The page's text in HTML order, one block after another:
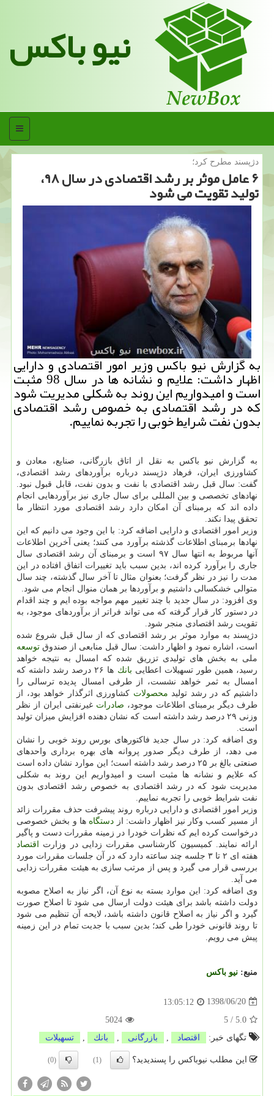
نیو باکس
منو
دژپسند مطرح كرد؛
۶ عامل موثر بر رشد اقتصادی در سال ۹۸،
تولید تقویت می شود
به گزارش نیو باكس وزیر امور اقتصادی و دارایی
اظهار داشت: علایم و نشانه ها در سال 98 مثبت
است و امیدواریم این روند به شكلی مدیریت شود
كه در رشد اقتصادی به خصوص رشد اقتصادی
بدون نفت شرایط خوبی را تجربه نماییم.
به گزارش نیو باكس به نقل از اتاق بازرگانی، صنایع، معادن و
كشاورزی ایران، فرهاد دژپسند درباره برآوردهای رشد اقتصادی،
گفت: سال قبل رشد اقتصادی با نفت و بدون نفت، قابل قبول نبود.
نهادهای تخصصی و بین المللی برای سال جاری نیز برآوردهایی انجام
داده اند كه برمبنای آن امكان دارد رشد اقتصادی مورد انتظار ما
تحقق پیدا نكند.
وزیر امور اقتصادی و دارایی اضافه كرد: با این وجود می دانیم كه این
نهادها برمبنای اطلاعات گذشته برآورد می كنند؛ یعنی آخرین اطلاعات
آنها مربوط به انتها سال ۹۷ است و برمبنای آن رشد اقتصادی سال
جاری را برآورد كرده اند، بدین سبب باید تغییرات اتفاق افتاده در این
مدت را نیز در نظر گرفت؛ بعنوان مثال تا آخر سال گذشته، چند سال
متوالی خشكسالی داشتیم و برآوردها بر همان منوال انجام می شود.
وی افزود: در سال جدید با چند تغییر مهم مواجه بوده ایم و چند اقدام
در دستور كار قرار گرفته كه می تواند فراتر از برآوردهای موجود، به
تقویت رشد اقتصادی منجر شود.
دژپسند به موارد موثر بر رشد اقتصادی كه از سال قبل شروع شده
است، اشاره نمود و اظهار داشت: سال قبل منابعی از صندوق توسعه
ملی به بخش های تولیدی تزریق شده كه امسال به نتیجه خواهد
رسید، همین طور تسهیلات اعطایی بانك
ها ۲۶ درصد رشد داشته كه
امسال به ثمر خواهد نشست، از طرفی امسال پدیده ترسالی را
داشتیم كه در رشد تولید محصولات كشاورزی اثرگذار خواهد بود، از
طرف دیگر برمبنای اطلاعات موجود، صادرات غیرنفتی ایران از نظر
وزنی ۲۹ درصد رشد داشته است كه نشان دهنده افزایش میزان تولید
است.
وی اضافه كرد: در سال جدید فاكتورهای بورس روند خوبی را نشان
می دهد، از طرف دیگر صدور پروانه های بهره برداری واحدهای
صنعتی بالغ بر ۲۵ درصد رشد داشته است؛ این موارد نشان داده است
كه علایم و نشانه ها مثبت است و امیدواریم این روند به شكلی
مدیریت شود كه در رشد اقتصادی به خصوص رشد اقتصادی بدون
نفت شرایط خوبی را تجربه نماییم.
وزیر امور اقتصادی و دارایی درباره روند پیشرفت حذف مقررات زائد
از مسیر كسب وكار نیز اظهار داشت: از دستگاه ها و بخش خصوصی
درخواست كرده ایم كه نظرات خودرا در زمینه مقررات دست و پاگیر
ارائه نمایند. كمیسیون كارشناسی مقررات زدایی در وزارت اقتصاد
هفته ای ۲ تا ۳ جلسه چند ساعته دارد كه در آن جلسات مقررات مورد
بررسی قرار می گیرد و پس از مرتب سازی به هیئت مقررات زدایی
می آید.
وی اضافه كرد: این موارد بسته به نوع آن، اگر نیاز به اصلاح مصوبه
دولت داشته باشد برای هیئت دولت ارسال می شود تا اصلاح صورت
گیرد و اگر نیاز به اصلاح قانون داشته باشد، لایحه آن تنظیم می شود
تا روند قانونی خودرا طی كند؛ بدین سبب با جدیت تمام در این زمینه
پیش می رویم.
منبع: نیو باكس
1398/06/20
13:05:12
5.0
/
5
5024
تگهای خبر:
اقتصاد بازرگانی بانك تسهیلات
این مطلب نیوباکس را پسندیدید؟ (1)
(0)